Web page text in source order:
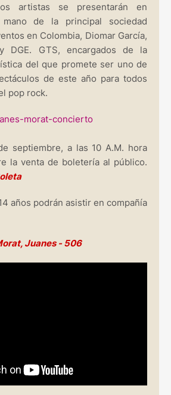
artistas se presentarán en
de la principal sociedad
en Colombia, Diomar García,
DGE. GTS, encargados de la
del que promete ser uno de
de este año para todos
pop rock.
septiembre, a las 10 A.M. hora
la venta de boletería al público.
años podrán asistir en compañía
Juanes - 506